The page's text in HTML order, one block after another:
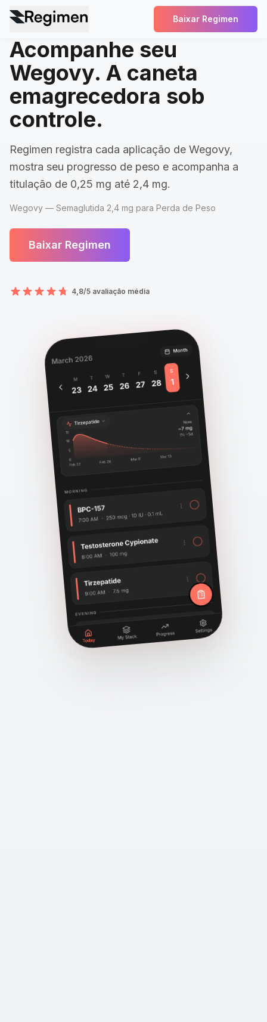
Baixar Regimen
Acompanhe seu
Wegovy. A caneta
emagrecedora sob
controle.
Regimen registra cada aplicação de Wegovy,
mostra seu progresso de peso e acompanha a
titulação de 0,25 mg até 2,4 mg.
Wegovy — Semaglutida 2,4 mg para Perda de Peso
Baixar Regimen
4,8/5 avaliação média